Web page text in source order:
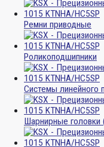
Ремни приводные
Роликоподшипники
Системы линейного
Шарнирные головки